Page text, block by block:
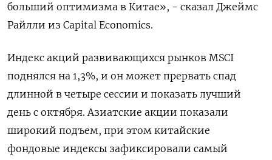
больший оптимизма в Китае», - сказал Джеймс
Райлли из Capital Economics.
Индекс акций развивающихся рынков MSCI
поднялся на 1,3%, и он может прервать спад
длинной в четыре сессии и показать лучший
день с октября. Азиатские акции показали
широкий подъем, при этом китайские
фондовые индексы зафиксировали самый